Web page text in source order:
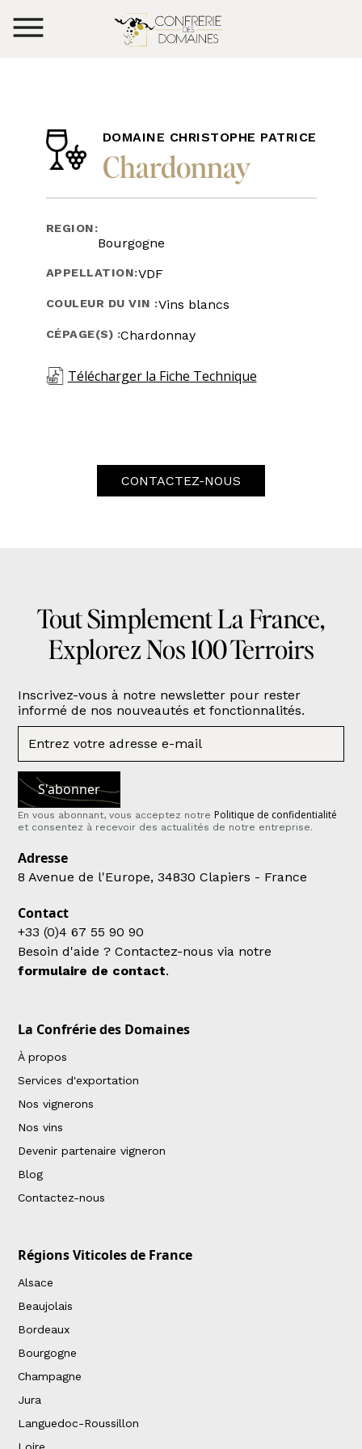
DOMAINE CHRISTOPHE PATRICE
Chardonnay
REGION:
Bourgogne
APPELLATION:VDF
COULEUR DU VIN :Vins blancs
CÉPAGE(S) :Chardonnay
Télécharger la Fiche Technique
CONTACTEZ-NOUS
Tout Simplement La France,
Explorez Nos 100 Terroirs
Inscrivez-vous à notre newsletter pour rester
informé de nos nouveautés et fonctionnalités.
En vous abonnant, vous acceptez notre Politique de confidentialité
et consentez à recevoir des actualités de notre entreprise.
Adresse
8 Avenue de l'Europe, 34830 Clapiers - France
Contact
+33 (0)4 67 55 90 90
Besoin d'aide ? Contactez-nous via notre
formulaire de contact.
La Confrérie des Domaines
À propos
Services d'exportation
Nos vignerons
Nos vins
Devenir partenaire vigneron
Blog
Contactez-nous
Régions Viticoles de France
Alsace
Beaujolais
Bordeaux
Bourgogne
Champagne
Jura
Languedoc-Roussillon
Loire